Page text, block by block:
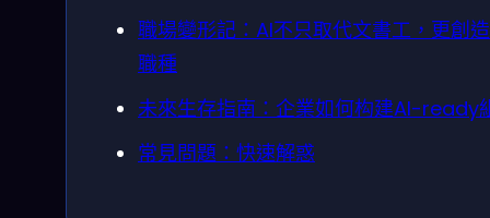
職場變形記：AI不只取代文書工，更創
職種
未來生存指南：企業如何构建AI-ready
常見問題：快速解惑